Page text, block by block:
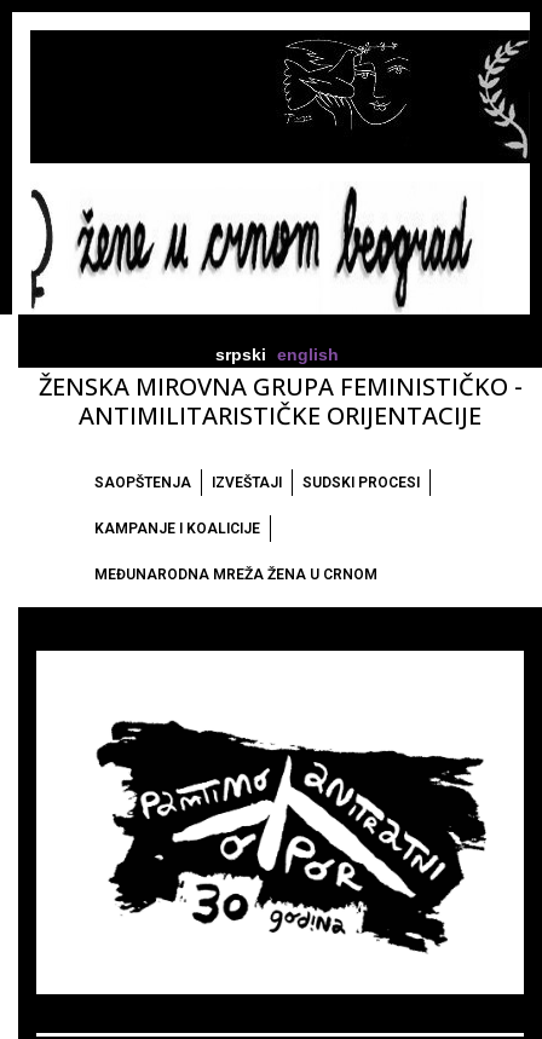
srpski english
ŽENSKA MIROVNA GRUPA FEMINISTIČKO -
ANTIMILITARISTIČKE ORIJENTACIJE
SAOPŠTENJA IZVEŠTAJI SUDSKI PROCESI
KAMPANJE I KOALICIJE
MEĐUNARODNA MREŽA ŽENA U CRNOM